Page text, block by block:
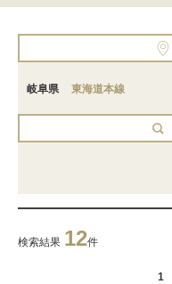
岐阜県 東海道本線
検索結果 12件
1